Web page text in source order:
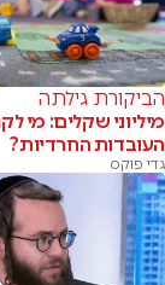
הביקורת גילתה
מיליוני שקלים: מי
העובדות החרדיות?
גדי פוקס